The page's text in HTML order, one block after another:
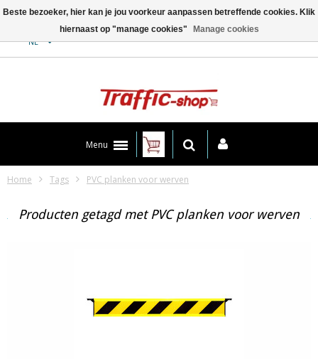
NL
Menu
Home Tags PVC planken voor werven
Producten getagd met PVC planken voor werven
Beste bezoeker, hier kan je jou voorkeur aanpassen betreffende cookies. Klik
hiernaast op "manage cookies"
Manage cookies